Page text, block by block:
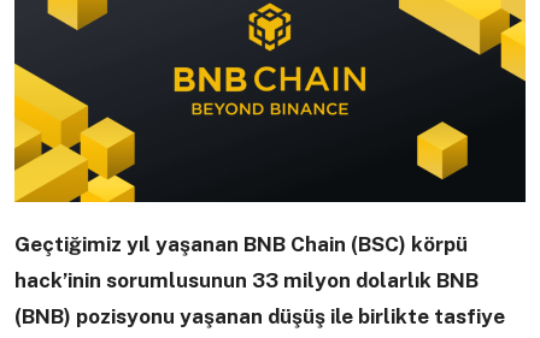
Geçtiğimiz yıl yaşanan BNB Chain (BSC) körpü
hack’inin sorumlusunun 33 milyon dolarlık BNB
(BNB) pozisyonu yaşanan düşüş ile birlikte tasfiye